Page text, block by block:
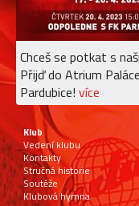
Chceš se potkat s
Přijď do Atrium Paláce
Pardubice! více
Klub
Vedení klubu
Kontakty
Stručná historie
Soutěže
Klubová hymna